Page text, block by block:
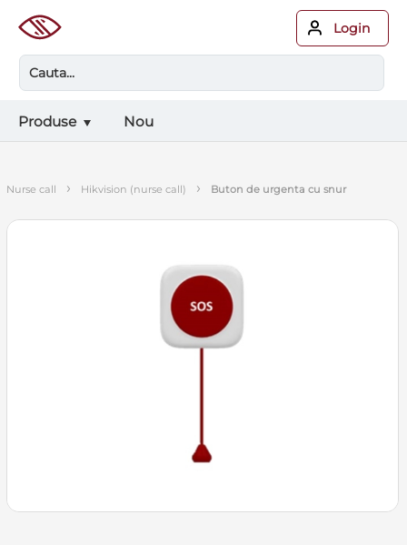
Login
Produse Nou
nurse call › hikvision (nurse call) › buton de urgenta cu snur